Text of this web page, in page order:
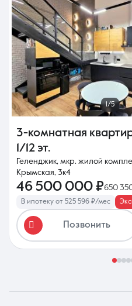
1/5
3-комнатная
1/12 эт.
Геленджик, мкр. жилой
Крымская, 3к4
46 500 000 ₽650
В ипотеку от 525 596 ₽/мес
Позвонить